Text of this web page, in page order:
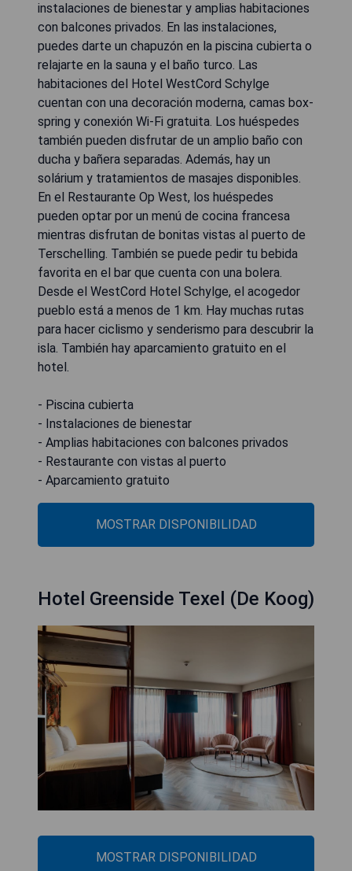
instalaciones de bienestar y amplias habitaciones
con balcones privados. En las instalaciones,
puedes darte un chapuzón en la piscina cubierta o
relajarte en la sauna y el baño turco. Las
habitaciones del Hotel WestCord Schylge
cuentan con una decoración moderna, camas box-
spring y conexión Wi-Fi gratuita. Los huéspedes
también pueden disfrutar de un amplio baño con
ducha y bañera separadas. Además, hay un
solárium y tratamientos de masajes disponibles.
En el Restaurante Op West, los huéspedes
pueden optar por un menú de cocina francesa
mientras disfrutan de bonitas vistas al puerto de
Terschelling. También se puede pedir tu bebida
favorita en el bar que cuenta con una bolera.
Desde el WestCord Hotel Schylge, el acogedor
pueblo está a menos de 1 km. Hay muchas rutas
para hacer ciclismo y senderismo para descubrir la
isla. También hay aparcamiento gratuito en el
hotel.
- Piscina cubierta
- Instalaciones de bienestar
- Amplias habitaciones con balcones privados
- Restaurante con vistas al puerto
- Aparcamiento gratuito
MOSTRAR DISPONIBILIDAD
Hotel Greenside Texel (De Koog)
MOSTRAR DISPONIBILIDAD